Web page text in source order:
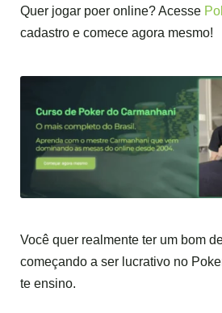
Quer jogar poer online? Acesse
cadastro e comece agora mesmo!
Você quer realmente ter um bom
começando a ser lucrativo no
te ensino.